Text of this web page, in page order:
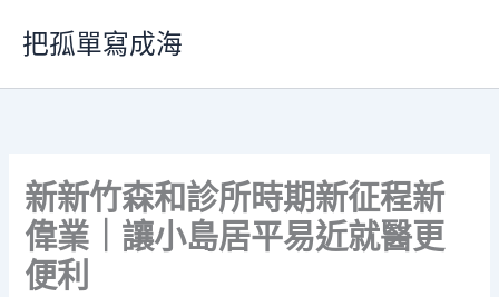
要
把孤單寫成海
新新竹森和診所時期新征程新
偉業｜讓小島居平易近就醫更
便利